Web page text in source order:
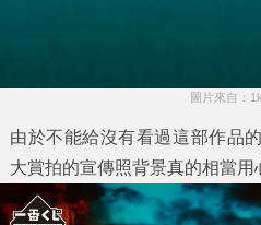
圖片來自：
由於不能給沒有看過這部作品
大賞拍的宣傳照背景真的相當用